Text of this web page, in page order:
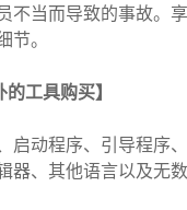
不当而导致的事故。
节。
工具购买】
启动程序、引导程序
器、其他语言以及无数